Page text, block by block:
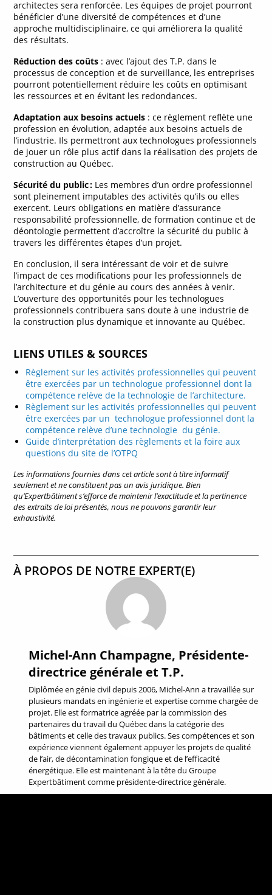
architectes sera renforcée. Les équipes de projet pourront
bénéficier d’une diversité de compétences et d’une
approche multidisciplinaire, ce qui améliorera la qualité
des résultats.
Réduction des coûts : avec l’ajout des T.P. dans le
processus de conception et de surveillance, les entreprises
pourront potentiellement réduire les coûts en optimisant
les ressources et en évitant les redondances.
Adaptation aux besoins actuels : ce règlement reflète une
profession en évolution, adaptée aux besoins actuels de
l’industrie. Ils permettront aux technologues professionnels
de jouer un rôle plus actif dans la réalisation des projets de
construction au Québec.
Sécurité du public : Les membres d’un ordre professionnel
sont pleinement imputables des activités qu’ils ou elles
exercent. Leurs obligations en matière d’assurance
responsabilité professionnelle, de formation continue et de
déontologie permettent d’accroître la sécurité du public à
travers les différentes étapes d’un projet.
En conclusion, il sera intéressant de voir et de suivre
l’impact de ces modifications pour les professionnels de
l’architecture et du génie au cours des années à venir.
L’ouverture des opportunités pour les technologues
professionnels contribuera sans doute à une industrie de
la construction plus dynamique et innovante au Québec.
LIENS UTILES & SOURCES
Règlement sur les activités professionnelles qui peuvent
être exercées par un technologue professionnel dont la
compétence relève de la technologie de l’architecture.
Règlement sur les activités professionnelles qui peuvent
être exercées par un technologue professionnel dont la
compétence relève d’une technologie du génie.
Guide d’interprétation des règlements et la foire aux
questions du site de l’OTPQ
Les informations fournies dans cet article sont à titre informatif
seulement et ne constituent pas un avis juridique. Bien
qu’Expertbâtiment s’efforce de maintenir l’exactitude et la pertinence
des extraits de loi présentés, nous ne pouvons garantir leur
exhaustivité.
À PROPOS DE NOTRE EXPERT(E)
Michel-Ann Champagne, Présidente-
directrice générale et T.P.
Diplômée en génie civil depuis 2006, Michel-Ann a travaillée sur
plusieurs mandats en ingénierie et expertise comme chargée de
projet. Elle est formatrice agréée par la commission des
partenaires du travail du Québec dans la catégorie des
bâtiments et celle des travaux publics. Ses compétences et son
expérience viennent également appuyer les projets de qualité
de l’air, de décontamination fongique et de l’efficacité
énergétique. Elle est maintenant à la tête du Groupe
Expertbâtiment comme présidente-directrice générale.